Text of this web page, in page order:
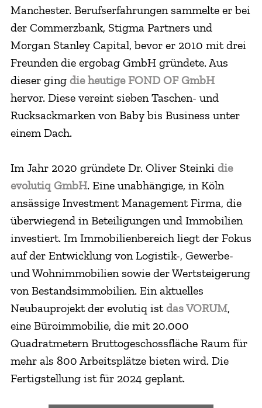
Manchester. Berufserfahrungen sammelte er bei
der Commerzbank, Stigma Partners und
Morgan Stanley Capital, bevor er 2010 mit drei
Freunden die ergobag GmbH gründete. Aus
dieser ging die heutige FOND OF GmbH
hervor. Diese vereint sieben Taschen- und
Rucksackmarken von Baby bis Business unter
einem Dach.
Im Jahr 2020 gründete Dr. Oliver Steinki die
evolutiq GmbH. Eine unabhängige, in Köln
ansässige Investment Management Firma, die
überwiegend in Beteiligungen und Immobilien
investiert. Im Immobilienbereich liegt der Fokus
auf der Entwicklung von Logistik-, Gewerbe-
und Wohnimmobilien sowie der Wertsteigerung
von Bestandsimmobilien. Ein aktuelles
Neubauprojekt der evolutiq istdas VORUM,
eine Büroimmobilie, die mit 20.000
Quadratmetern Bruttogeschossfläche Raum für
mehr als 800 Arbeitsplätze bieten wird. Die
Fertigstellung ist für 2024 geplant.